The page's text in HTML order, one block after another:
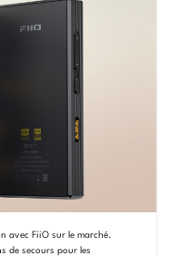
avec FiiO sur le marché.
de secours pour les